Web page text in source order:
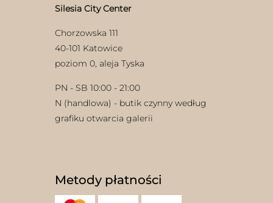
Silesia City Center
Chorzowska 111
40-101 Katowice
poziom 0, aleja Tyska
PN - SB 10:00 - 21:00
N (handlowa) - butik czynny według
grafiku otwarcia galerii
Metody płatności